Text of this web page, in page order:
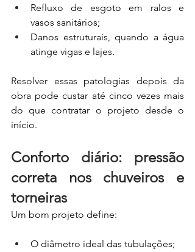
Refluxo de esgoto em ralos e
vasos sanitários;
Danos estruturais, quando a água
atinge vigas e lajes.
Resolver essas patologias depois da
obra pode custar até cinco vezes mais
do que contratar o projeto desde o
início.
Conforto diário: pressão
correta nos chuveiros e
torneiras
Um bom projeto define:
O diâmetro ideal das tubulações;